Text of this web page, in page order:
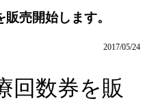
売開始します。
2017/05/24
回数券を販